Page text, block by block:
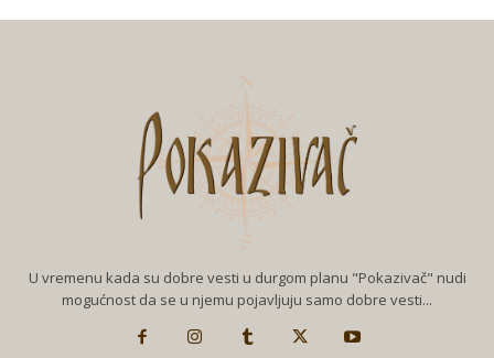
U vremenu kada su dobre vesti u durgom planu "Pokazivač" nudi
mogućnost da se u njemu pojavljuju samo dobre vesti...